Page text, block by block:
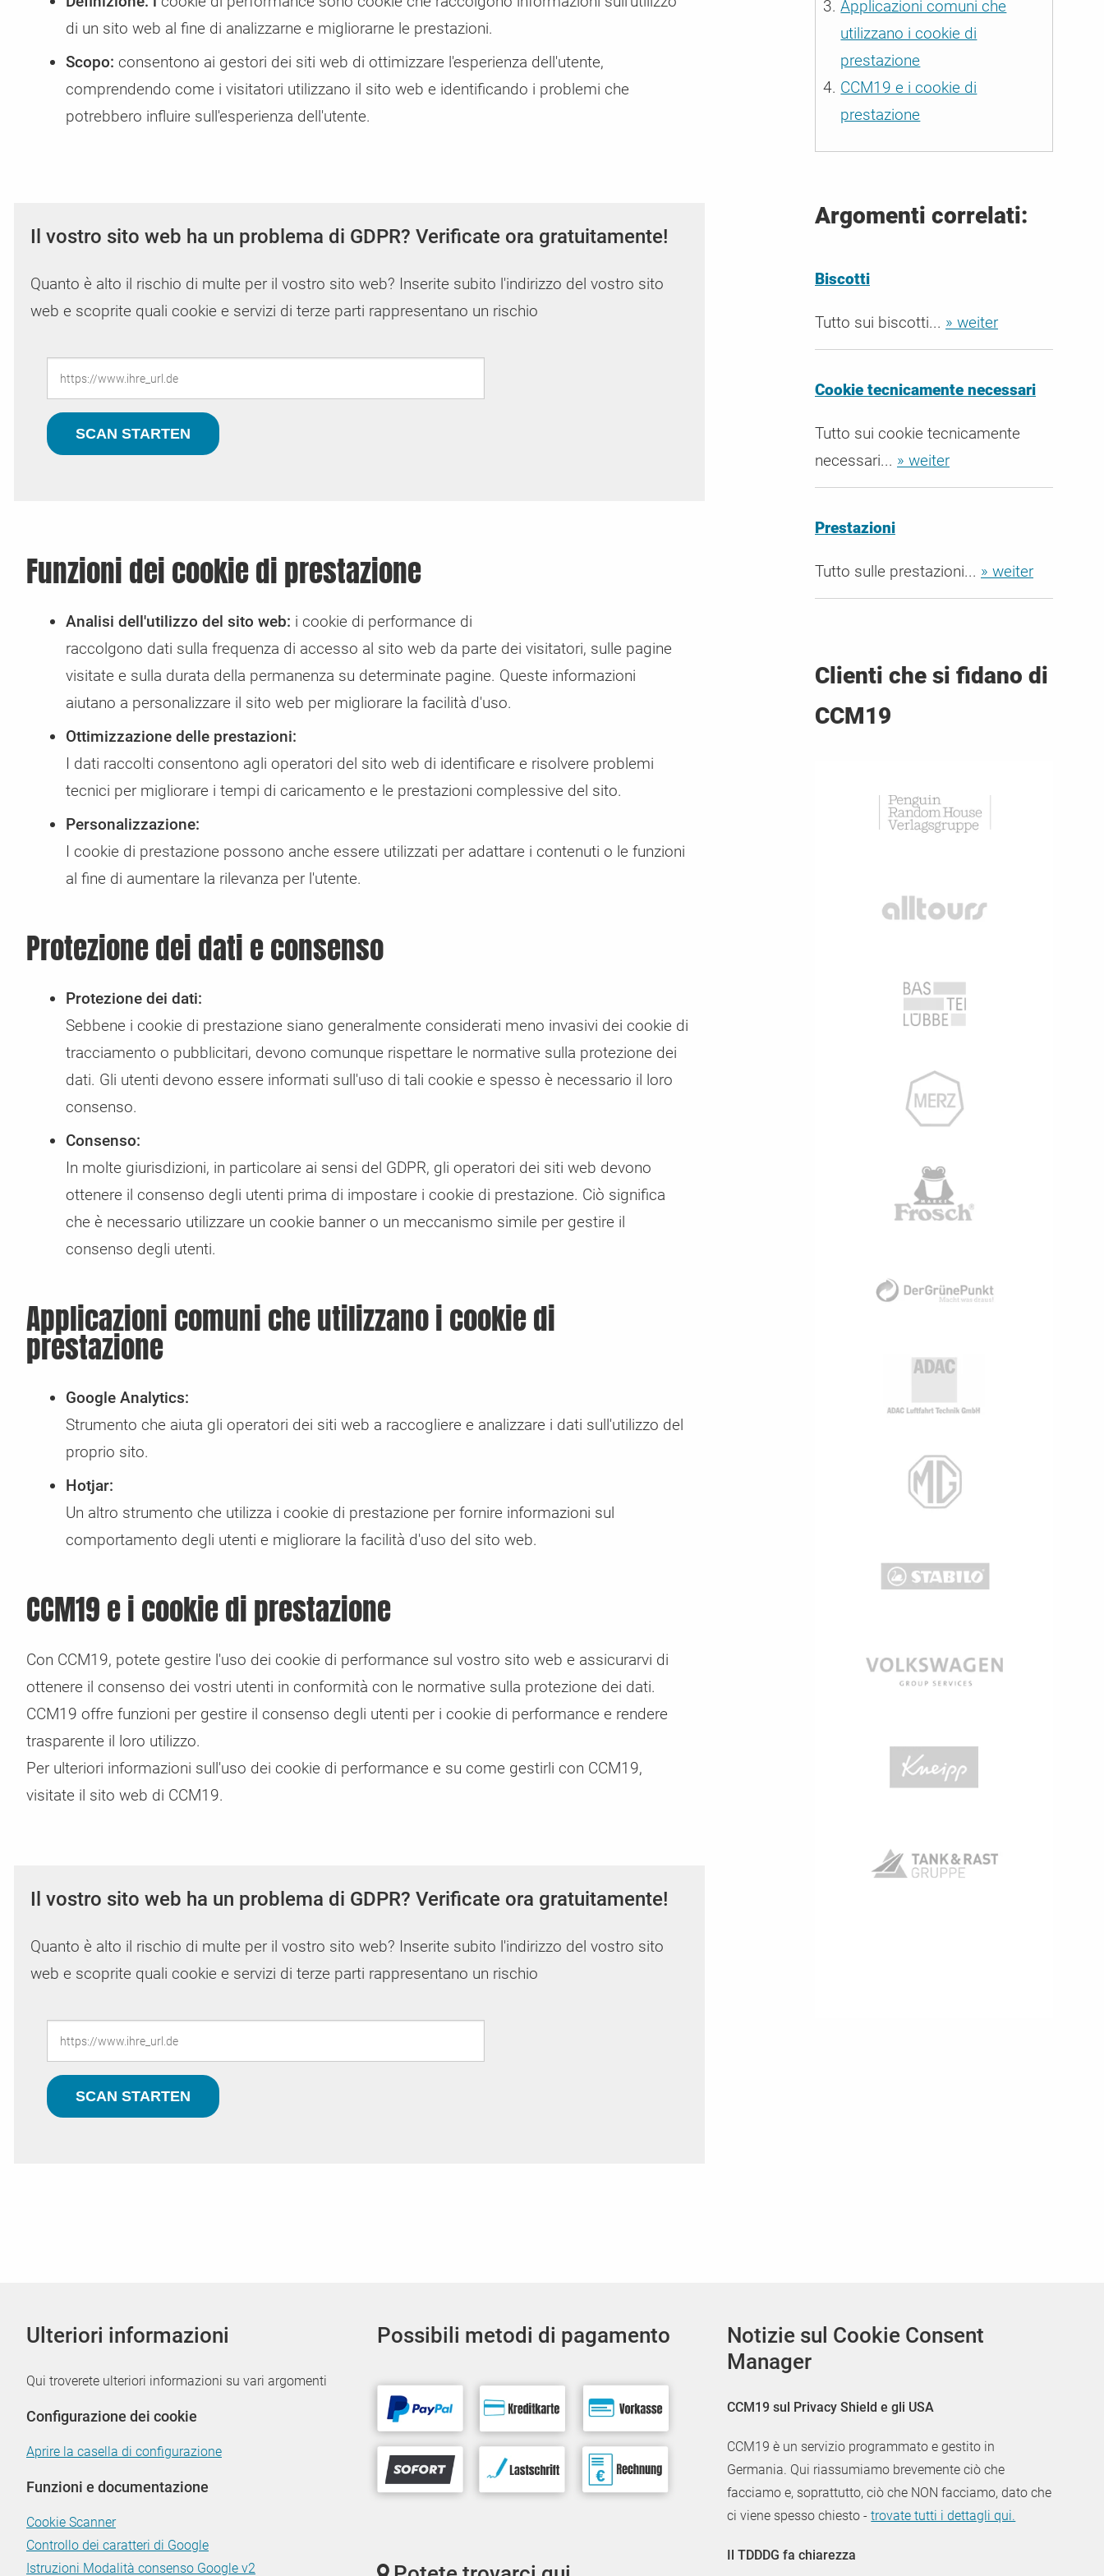
Rapporti sulla sicurezza e sul GDPR
problemi GDPR
Gestore del consenso dei cookie aziendali / CMP
più elevate
Tariffe scorrevoli
tariffa in base alle vostre esigenze
CMS e negozi con CCM19
shop e CMS
Invia i dati di accesso
farlo qui.
di un sito web al fine di analizzarne e migliorarne le prestazioni.
Scopo: consentono ai gestori dei siti web di ottimizzare l'esperienza dell'utente,
comprendendo come i visitatori utilizzano il sito web e identificando i problemi che
potrebbero influire sull'esperienza dell'utente.
Il vostro sito web ha un problema di GDPR? Verificate ora gratuitamente!
Quanto è alto il rischio di multe per il vostro sito web? Inserite subito l'indirizzo del vostro sito
web e scoprite quali cookie e servizi di terze parti rappresentano un rischio
Funzioni dei cookie di prestazione
Analisi dell'utilizzo del sito web: i cookie di performance di
raccolgono dati sulla frequenza di accesso al sito web da parte dei visitatori, sulle pagine
visitate e sulla durata della permanenza su determinate pagine. Queste informazioni
aiutano a personalizzare il sito web per migliorare la facilità d'uso.
Ottimizzazione delle prestazioni:
I dati raccolti consentono agli operatori del sito web di identificare e risolvere problemi
tecnici per migliorare i tempi di caricamento e le prestazioni complessive del sito.
Personalizzazione:
I cookie di prestazione possono anche essere utilizzati per adattare i contenuti o le funzioni
al fine di aumentare la rilevanza per l'utente.
Protezione dei dati e consenso
Protezione dei dati:
Sebbene i cookie di prestazione siano generalmente considerati meno invasivi dei cookie di
tracciamento o pubblicitari, devono comunque rispettare le normative sulla protezione dei
dati. Gli utenti devono essere informati sull'uso di tali cookie e spesso è necessario il loro
consenso.
Consenso:
In molte giurisdizioni, in particolare ai sensi del GDPR, gli operatori dei siti web devono
ottenere il consenso degli utenti prima di impostare i cookie di prestazione. Ciò significa
che è necessario utilizzare un cookie banner o un meccanismo simile per gestire il
consenso degli utenti.
Applicazioni comuni che utilizzano i cookie di
prestazione
Google Analytics:
Strumento che aiuta gli operatori dei siti web a raccogliere e analizzare i dati sull'utilizzo del
proprio sito.
Hotjar:
Un altro strumento che utilizza i cookie di prestazione per fornire informazioni sul
comportamento degli utenti e migliorare la facilità d'uso del sito web.
CCM19 e i cookie di prestazione
Con CCM19, potete gestire l'uso dei cookie di performance sul vostro sito web e assicurarvi di
ottenere il consenso dei vostri utenti in conformità con le normative sulla protezione dei dati.
CCM19 offre funzioni per gestire il consenso degli utenti per i cookie di performance e rendere
trasparente il loro utilizzo.
Per ulteriori informazioni sull'uso dei cookie di performance e su come gestirli con CCM19,
visitate il sito web di CCM19.
Il vostro sito web ha un problema di GDPR? Verificate ora gratuitamente!
Quanto è alto il rischio di multe per il vostro sito web? Inserite subito l'indirizzo del vostro sito
web e scoprite quali cookie e servizi di terze parti rappresentano un rischio
Applicazioni comuni che
utilizzano i cookie di
prestazione
CCM19 e i cookie di
prestazione
Argomenti correlati:
Biscotti
Tutto sui biscotti... » weiter
Cookie tecnicamente necessari
Tutto sui cookie tecnicamente
necessari... » weiter
Prestazioni
Tutto sulle prestazioni... » weiter
Clienti che si fidano di
CCM19
Ulteriori informazioni
Qui troverete ulteriori informazioni su vari argomenti
Configurazione dei cookie
Aprire la casella di configurazione
Funzioni e documentazione
Cookie Scanner
Controllo dei caratteri di Google
Istruzioni Modalità consenso Google v2
Possibili metodi di pagamento
Notizie sul Cookie Consent
Manager
CCM19 sul Privacy Shield e gli USA
CCM19 è un servizio programmato e gestito in
Germania. Qui riassumiamo brevemente ciò che
facciamo e, soprattutto, ciò che NON facciamo, dato che
ci viene spesso chiesto -trovate tutti i dettagli qui.
Il TDDDG fa chiarezza